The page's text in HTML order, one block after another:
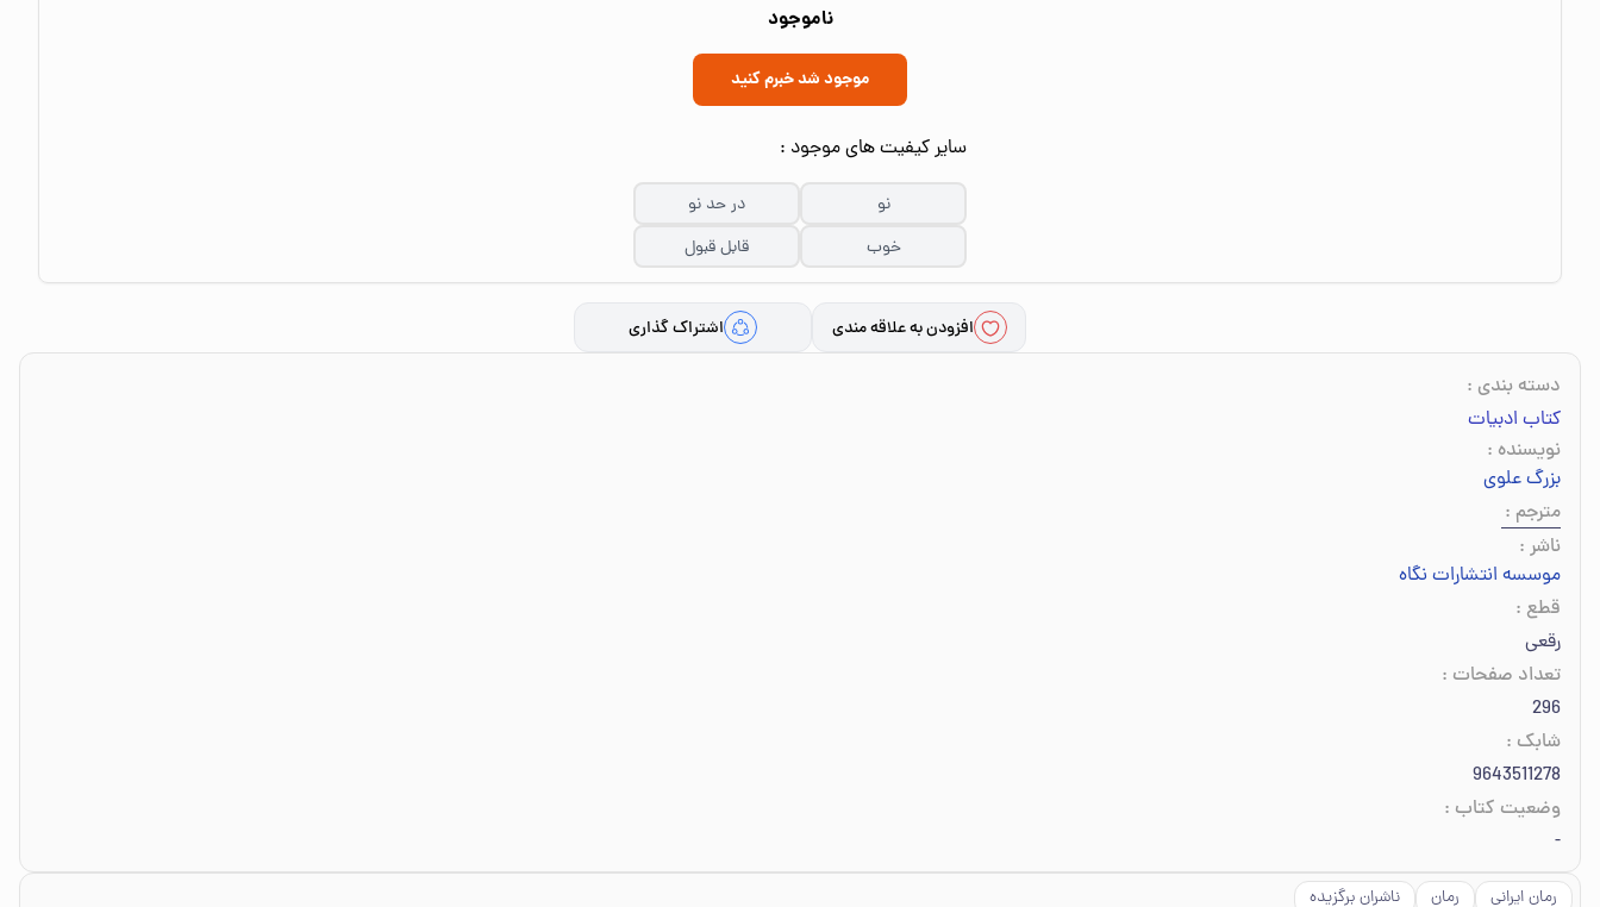
ناموجود
موجود شد خبرم کنید
سایر کیفیت های موجود :
نو
در حد نو
خوب
قابل قبول
افزودن به علاقه مندی اشتراک گذاری
دسته بندی :
کتاب ادبیات
نویسنده :
بزرگ علوی
مترجم :
ناشر :
موسسه انتشارات نگاه
قطع :
رقعی
تعداد صفحات :
296
شابک :
9643511278
وضعیت کتاب :
-
رمان ایرانی رمان ناشران برگزیده